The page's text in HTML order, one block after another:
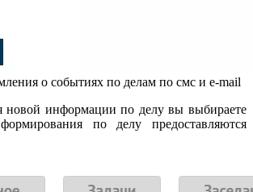
о событиях по делам по смс и e-mail
новой информации по делу вы выбираете
по делу предоставляются